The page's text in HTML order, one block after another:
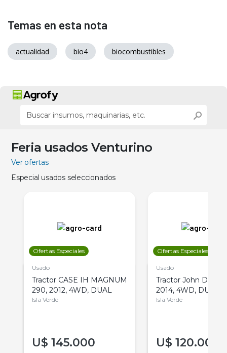
Temas en esta nota
actualidad bio4 biocombustibles
Feria usados Venturino
Ver ofertas
Especial usados seleccionados
Ofertas Especiales
Usado
Tractor CASE IH MAGNUM
290, 2012, 4WD, DUAL
Isla Verde
U$ 145.000
Ofertas Especiales
Usado
Tractor John Deere
2014, 4WD, DUAL
Isla Verde
U$ 120.000